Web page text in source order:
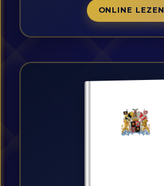
ONLINE LEZEN